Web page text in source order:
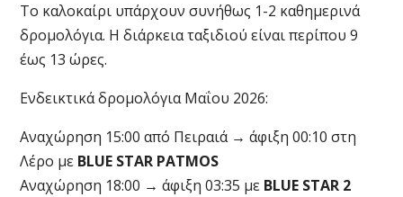
Το καλοκαίρι υπάρχουν συνήθως 1-2 καθημερινά
δρομολόγια. Η διάρκεια ταξιδιού είναι περίπου 9
έως 13 ώρες.
Ενδεικτικά δρομολόγια Μαΐου 2026:
Αναχώρηση 15:00 από Πειραιά → άφιξη 00:10 στη
Λέρο με BLUE STAR PATMOS
Αναχώρηση 18:00 → άφιξη 03:35 με BLUE STAR 2